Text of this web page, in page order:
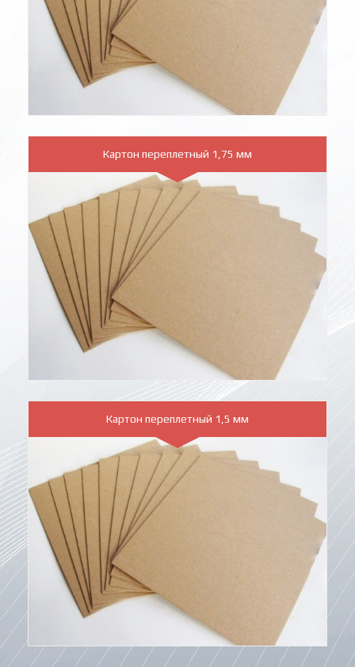
Картон переплетный 1,75 мм
Картон переплетный 1,5 мм